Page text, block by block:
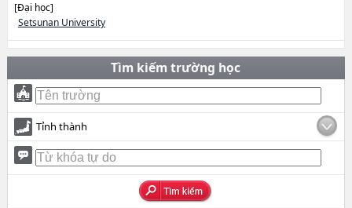
[Đại học]
Setsunan University
Tìm kiếm trường học
Tỉnh thành